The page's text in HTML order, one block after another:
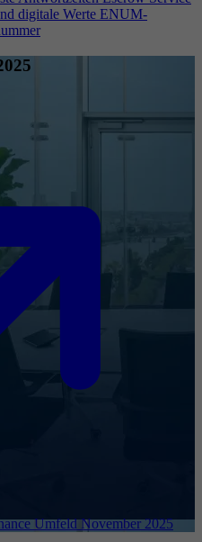
digitale Werte ENUM-
Umfeld November 2025